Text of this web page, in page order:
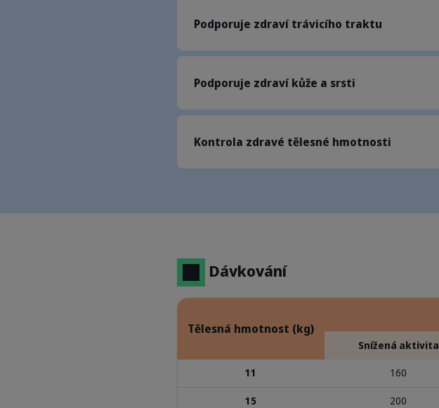
Podporuje zdraví trávicího traktu
Podporuje zdraví kůže a srsti
Kontrola zdravé tělesné hmotnosti
Dávkování
Tělesná hmotnost (kg)
Snížená aktivita
11 160
15 200